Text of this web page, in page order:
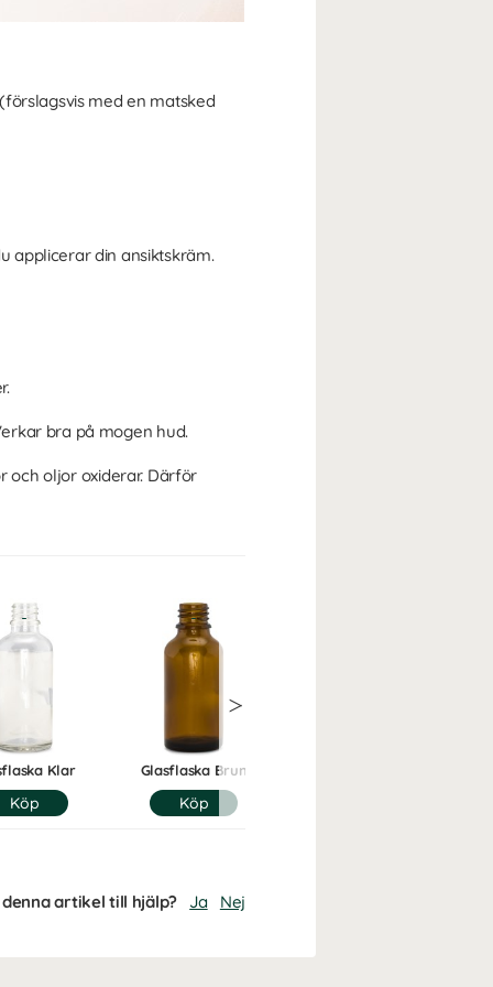
med en matsked
applicerar din ansiktskräm.
bra på mogen hud.
och oljor oxiderar. Därför
Klar Glasflaska Brun
artikel till hjälp? Ja Nej